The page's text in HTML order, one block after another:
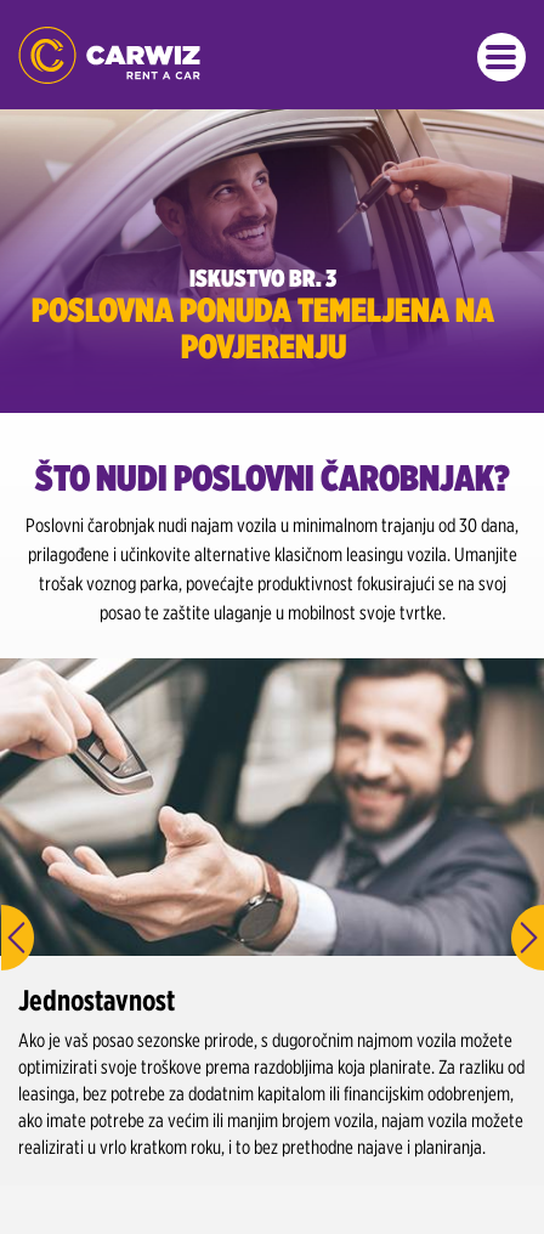
ISKUSTVO BR. 3
POSLOVNA PONUDA TEMELJENA NA
POVJERENJU
ŠTO NUDI POSLOVNI ČAROBNJAK?
Poslovni čarobnjak nudi najam vozila u minimalnom trajanju od 30 dana,
prilagođene i učinkovite alternative klasičnom leasingu vozila. Umanjite
trošak voznog parka, povećajte produktivnost fokusirajući se na svoj
posao te zaštite ulaganje u mobilnost svoje tvrtke.
Jednostavnost
Ako je vaš posao sezonske prirode, s dugoročnim najmom vozila možete
optimizirati svoje troškove prema razdobljima koja planirate. Za razliku od
leasinga, bez potrebe za dodatnim kapitalom ili financijskim odobrenjem,
ako imate potrebe za većim ili manjim brojem vozila, najam vozila možete
realizirati u vrlo kratkom roku, i to bez prethodne najave i planiranja.